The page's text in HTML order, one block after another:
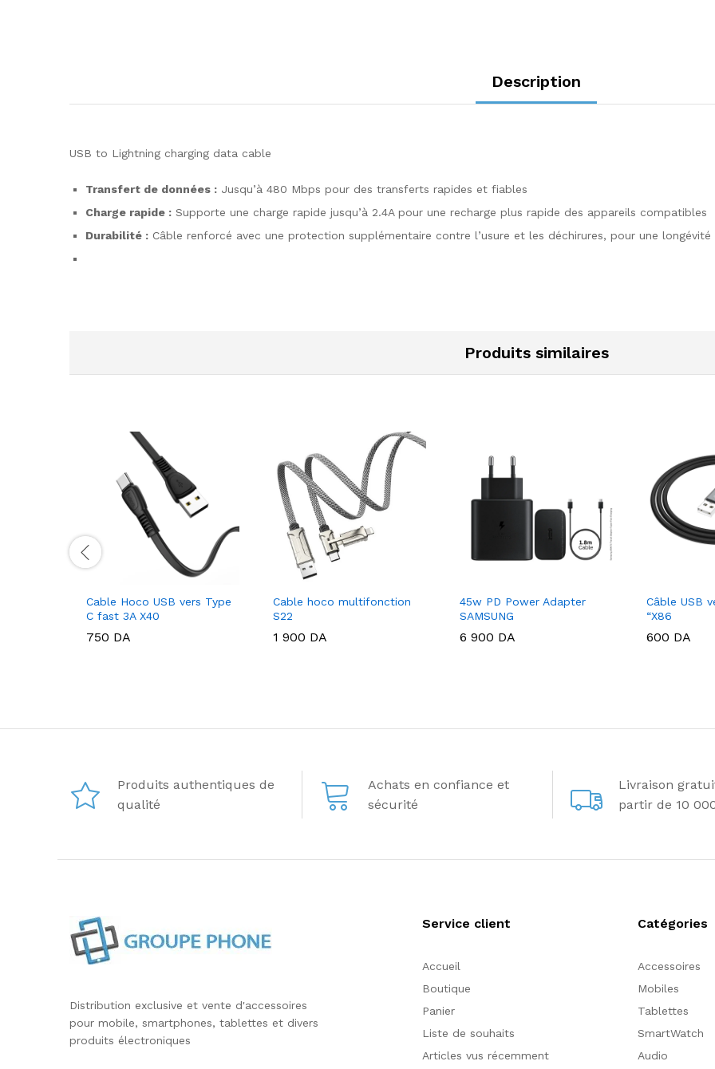
Description
USB to Lightning charging data cable
Transfert de données : Jusqu’à 480 Mbps pour des transferts rapides et fiables
Charge rapide : Supporte une charge rapide jusqu’à 2.4A pour une recharge plus rapide des appareils compatibles
Durabilité : Câble renforcé avec une protection supplémentaire contre l’usure et les déchirures, pour une longévité
Produits similaires
Cable Hoco USB vers Type
C fast 3A X40
750 DA
Cable hoco multifonction
S22
1 900 DA
45w PD Power Adapter
SAMSUNG
6 900 DA
Câble USB
“X86
600 DA
Produits authentiques de
qualité
Achats en confiance et
sécurité
Livraison
partir de 10
Distribution exclusive et vente d'accessoires
pour mobile, smartphones, tablettes et divers
produits électroniques
Service client
Accueil
Boutique
Panier
Liste de souhaits
Articles vus récemment
Catégories
Accessoires
Mobiles
Tablettes
SmartWatch
Audio